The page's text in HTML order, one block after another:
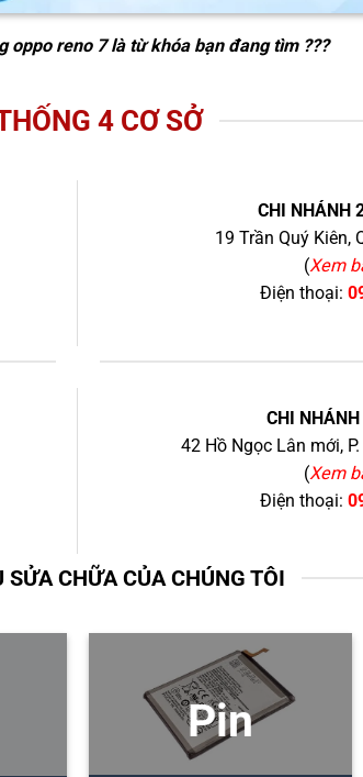
oppo reno 7là từ khóa bạn đang tìm ???
4 CƠ SỞ
CHI NHÁNH
19 Trần Quý Kiên,
(Xem
Điện thoại:
CHI
42 Hồ Ngọc Lân mới,
(Xem
Điện thoại:
SỬA CHỮA CỦA CHÚNG TÔI
Pin